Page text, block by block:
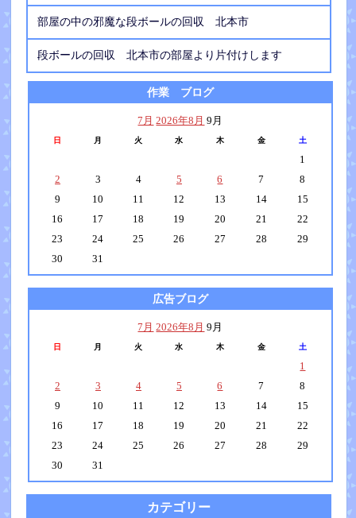
部屋の中の邪魔な段ボールの回収 北本市
段ボールの回収 北本市の部屋より片付けします
作業 ブログ
7月 2026年8月 9月
日 月 火 水 木 金 土
1
2
3 4 5 6 7
8
9
10 11 12 13 14
15
16
17 18 19 20 21
22
23
24 25 26 27 28
29
30
31
広告ブログ
7月 2026年8月 9月
日 月 火 水 木 金 土
1
2
3 4 5 6 7
8
9
10 11 12 13 14
15
16
17 18 19 20 21
22
23
24 25 26 27 28
29
30
31
カテゴリー